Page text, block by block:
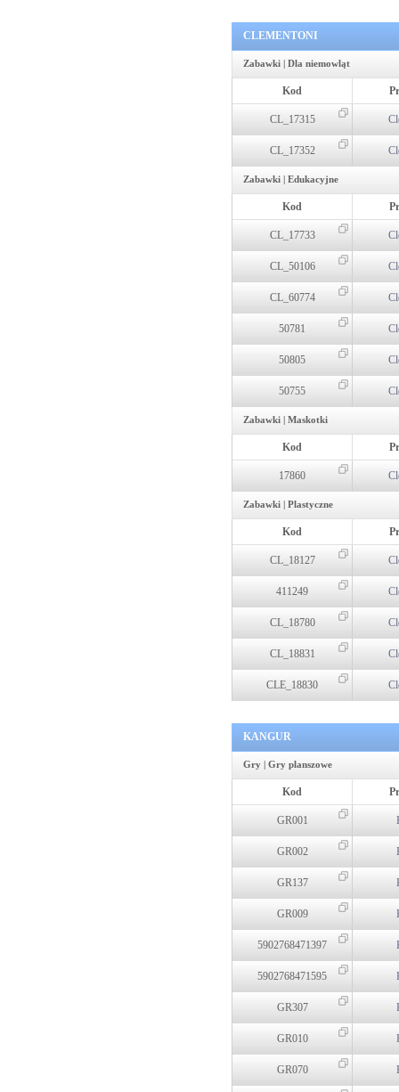
CLEMENTONI
Zabawki | Dla niemowląt
Kod
CL_17315
CL_17352
Zabawki | Edukacyjne
Kod
CL_17733
CL_50106
CL_60774
50781
50805
50755
Zabawki | Maskotki
Kod
17860
Zabawki | Plastyczne
Kod
CL_18127
411249
CL_18780
CL_18831
CLE_18830
KANGUR
Gry | Gry planszowe
Kod
GR001
GR002
GR137
GR009
5902768471397
5902768471595
GR307
GR010
GR070